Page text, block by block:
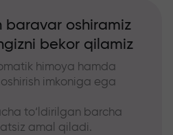
baravar oshiramiz
bekor qilamiz
himoya hamda
imkoniga ega
to‘ldirilgan barcha
amal qiladi.